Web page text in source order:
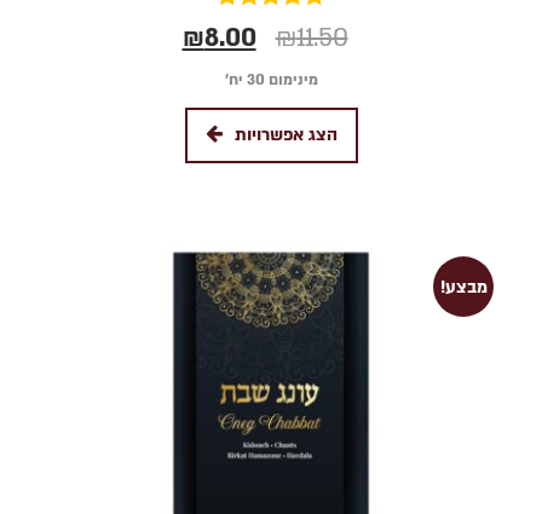
5.00
₪11.50
₪8.00
מינימום 30 יח׳
הצג אפשרויות
מבצע!